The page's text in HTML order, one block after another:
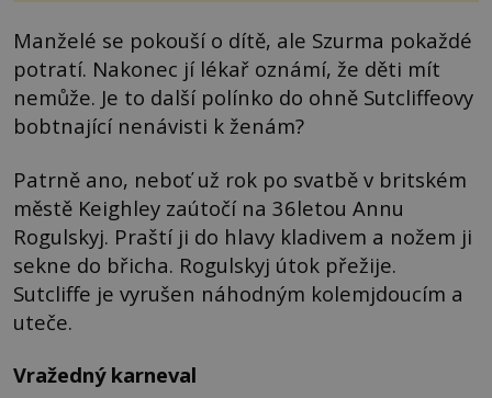
Manželé se pokouší o dítě, ale Szurma pokaždé
potratí. Nakonec jí lékař oznámí, že děti mít
nemůže. Je to další polínko do ohně Sutcliffeovy
bobtnající nenávisti k ženám?
Patrně ano, neboť už rok po svatbě v britském
městě Keighley zaútočí na 36letou Annu
Rogulskyj. Praští ji do hlavy kladivem a nožem ji
sekne do břicha. Rogulskyj útok přežije.
Sutcliffe je vyrušen náhodným kolemjdoucím a
uteče.
Vražedný karneval